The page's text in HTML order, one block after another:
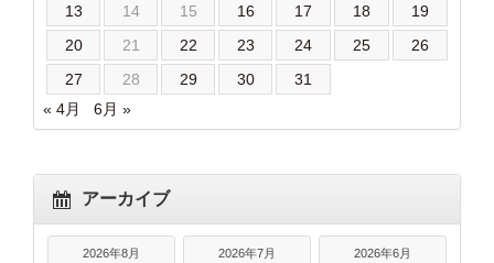
13
14 15 16 17 18
19
20
21 22 23 24 25
26
27
28 29 30
31
« 4月
6月 »
アーカイブ
2026年8月 2026年7月 2026年6月